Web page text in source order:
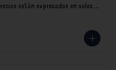
están expresados en soles e